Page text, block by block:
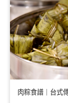
肉粽食譜｜台式